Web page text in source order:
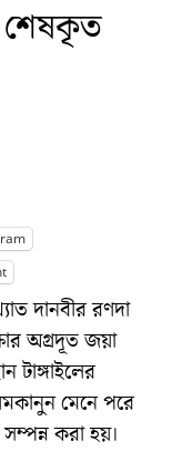
শেষকৃত
দানবীর রণদা
অগ্রদূত জয়া
টাঙ্গাইলের
মেনে পরে
করা হয়।